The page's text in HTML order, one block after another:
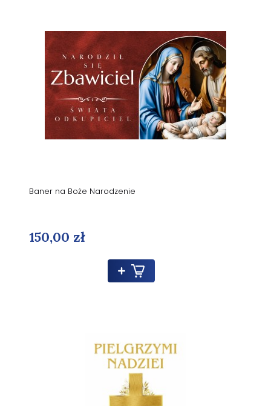
Baner na Boże Narodzenie
150,00 zł